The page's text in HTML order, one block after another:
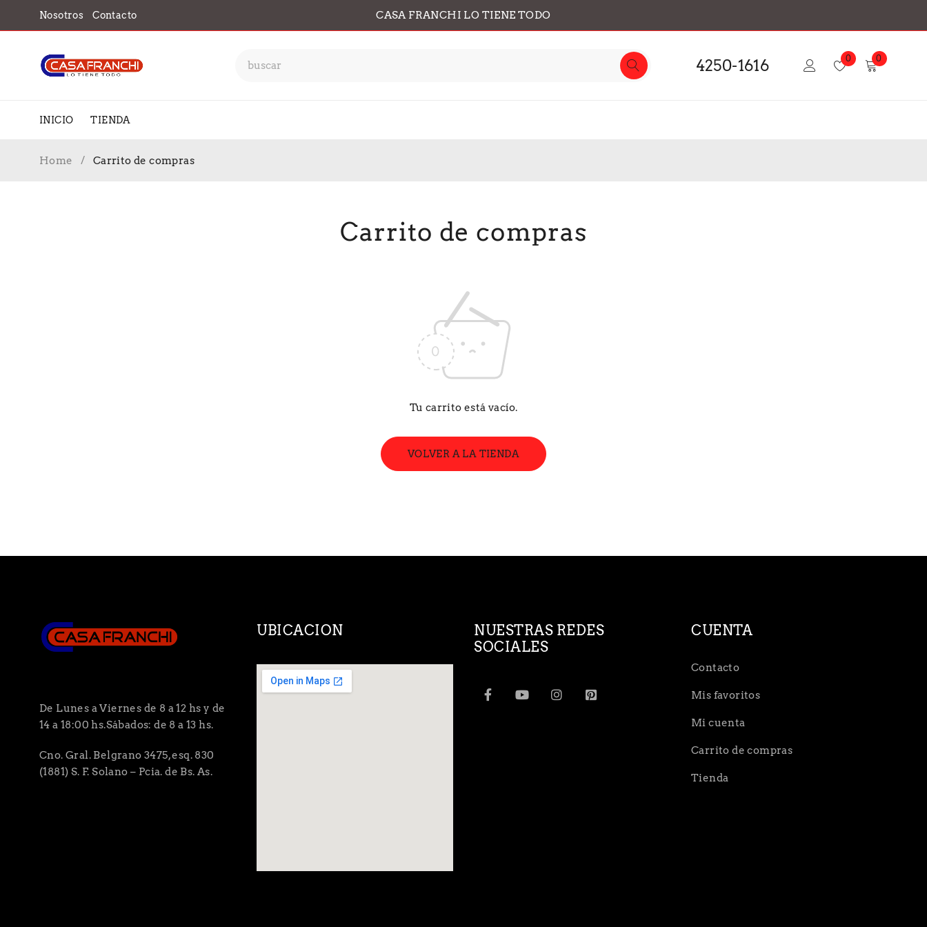
Nosotros Contacto CASA FRANCHI LO TIENE TODO
4250-1616 0 0
INICIO TIENDA
Carrito de compras
Home / Carrito de compras
Tu carrito está vacío.
VOLVER A LA TIENDA
De Lunes a Viernes de 8 a 12 hs y de
14 a 18:00 hs.Sábados: de 8 a 13 hs.
Cno. Gral. Belgrano 3475, esq. 830
(1881) S. F. Solano – Pcia. de Bs. As.
UBICACION
NUESTRAS REDES
SOCIALES
CUENTA
Contacto
Mis favoritos
Mi cuenta
Carrito de compras
Tienda